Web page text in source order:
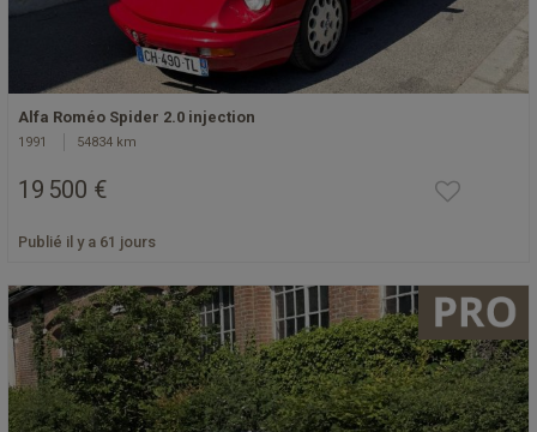
Alfa Roméo Spider 2.0 injection
1991 54834 km
19 500 €
Publié il y a 61 jours